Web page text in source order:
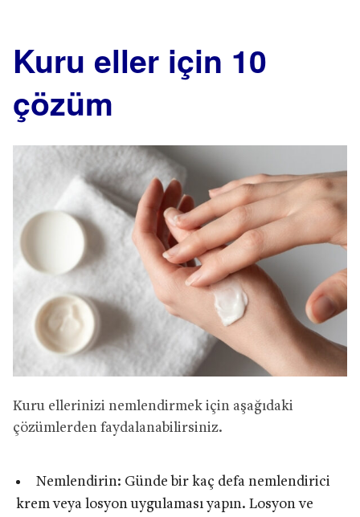
Kuru eller için 10
çözüm
Kuru ellerinizi nemlendirmek için aşağıdaki
çözümlerden faydalanabilirsiniz.
Nemlendirin: Günde bir kaç defa nemlendirici
krem veya losyon uygulaması yapın. Losyon ve